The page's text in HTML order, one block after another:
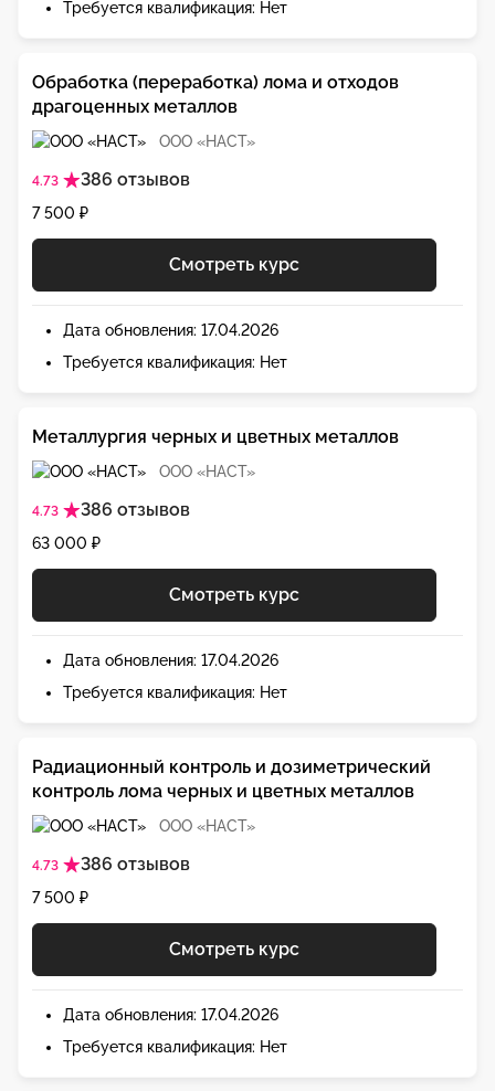
Требуется квалификация: Нет
ООО «НАСТ»
4.73 386 отзывов
Обработка (переработка) лома и отходов
драгоценных металлов
7 500 ₽
Смотреть курс
Дата обновления: 17.04.2026
Требуется квалификация: Нет
ООО «НАСТ»
4.73 386 отзывов
Металлургия черных и цветных металлов
63 000 ₽
Смотреть курс
Дата обновления: 17.04.2026
Требуется квалификация: Нет
ООО «НАСТ»
4.73 386 отзывов
Радиационный контроль и дозиметрический
контроль лома черных и цветных металлов
7 500 ₽
Смотреть курс
Дата обновления: 17.04.2026
Требуется квалификация: Нет